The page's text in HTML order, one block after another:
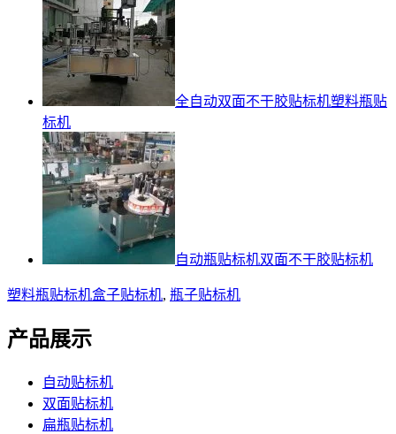
全自动双面不干胶贴标机塑料瓶贴
标机
自动瓶贴标机双面不干胶贴标机
塑料瓶贴标机盒子贴标机, 瓶子贴标机
产品展示
自动贴标机
双面贴标机
扁瓶贴标机